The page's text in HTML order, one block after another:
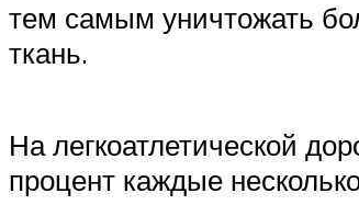
тем самым уничтожать
ткань.
На легкоатлетической
процент каждые